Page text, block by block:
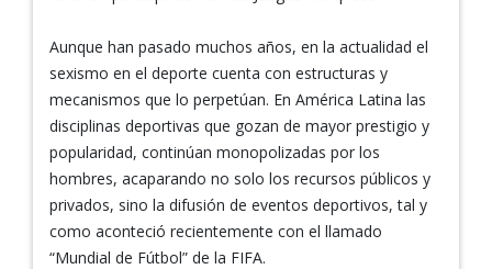
Aunque han pasado muchos años, en la actualidad el
sexismo en el deporte cuenta con estructuras y
mecanismos que lo perpetúan. En América Latina las
disciplinas deportivas que gozan de mayor prestigio y
popularidad, continúan monopolizadas por los
hombres, acaparando no solo los recursos públicos y
privados, sino la difusión de eventos deportivos, tal y
como aconteció recientemente con el llamado
“Mundial de Fútbol” de la FIFA.